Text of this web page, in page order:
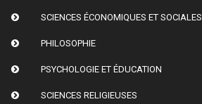
SCIENCES ÉCONOMIQUES ET SOCIALES
PHILOSOPHIE
PSYCHOLOGIE ET ÉDUCATION
SCIENCES RELIGIEUSES